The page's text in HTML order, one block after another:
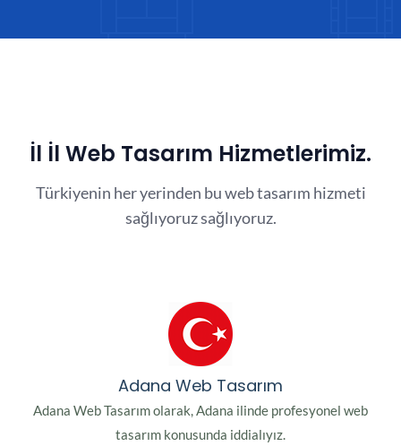
İl İl Web Tasarım Hizmetlerimiz.
Türkiyenin her yerinden bu web tasarım hizmeti
sağlıyoruz sağlıyoruz.
Adana Web Tasarım
Adana Web Tasarım olarak, Adana ilinde profesyonel web
tasarım konusunda iddialıyız.